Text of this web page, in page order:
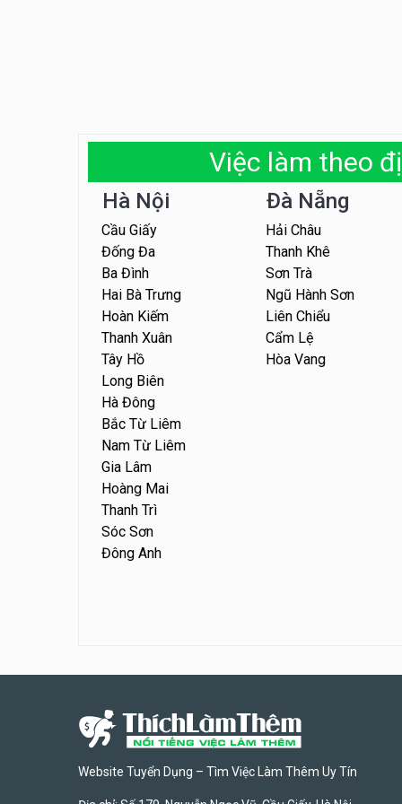
Việc làm theo
Hà Nội
Cầu Giấy
Đống Đa
Ba Đình
Hai Bà Trưng
Hoàn Kiếm
Thanh Xuân
Tây Hồ
Long Biên
Hà Đông
Bắc Từ Liêm
Nam Từ Liêm
Gia Lâm
Hoàng Mai
Thanh Trì
Sóc Sơn
Đông Anh
Đà Nẵng
Hải Châu
Thanh Khê
Sơn Trà
Ngũ Hành Sơn
Liên Chiểu
Cẩm Lệ
Hòa Vang
Website Tuyển Dụng – Tìm Việc Làm Thêm Uy Tín